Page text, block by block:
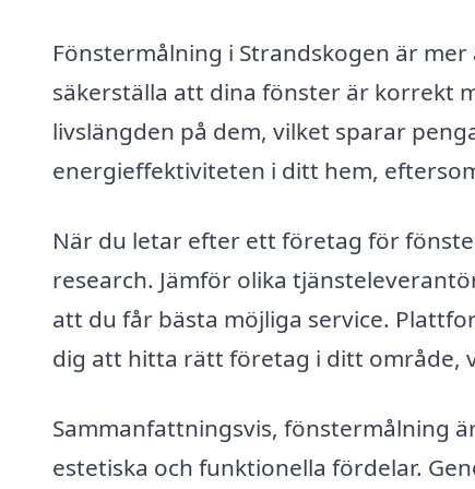
Fönstermålning i Strandskogen är
säkerställa att dina fönster är korrekt
livslängden på dem, vilket sparar
energieffektiviteten i ditt hem,
När du letar efter ett företag för
research. Jämför olika
att du får bästa möjliga service.
dig att hitta rätt företag i ditt område,
Sammanfattningsvis, fönstermålning
estetiska och funktionella fördelar.